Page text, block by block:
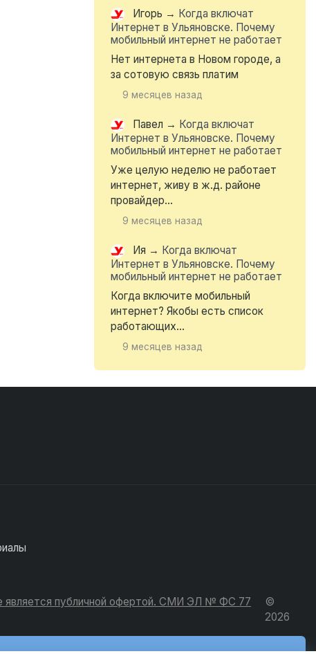
Игорь → Когда включат
Интернет в Ульяновске. Почему
мобильный интернет не работает
Нет интернета в Новом городе, а
за сотовую связь платим
9 месяцев назад
Павел → Когда включат
Интернет в Ульяновске. Почему
мобильный интернет не работает
Уже целую неделю не работает
интернет, живу в ж.д. районе
провайдер...
9 месяцев назад
Ия → Когда включат
Интернет в Ульяновске. Почему
мобильный интернет не работает
Когда включите мобильный
интернет? Якобы есть список
работающих...
9 месяцев назад
является публичной офертой. СМИ ЭЛ № ФС 77
©
2026